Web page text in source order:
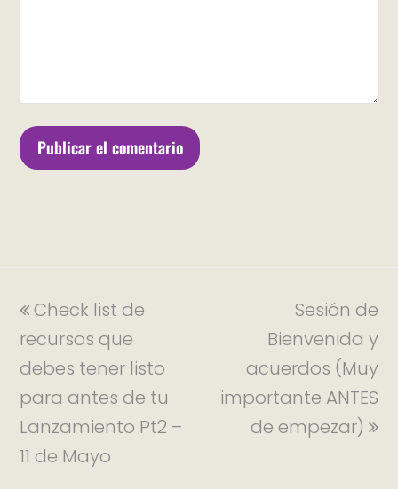
Check list de
recursos que
debes tener listo
para antes de tu
Lanzamiento Pt2 –
11 de Mayo
Sesión de
Bienvenida y
acuerdos (Muy
importante ANTES
de empezar)